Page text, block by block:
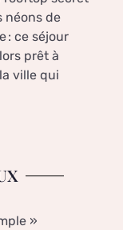
néons de
: ce séjour
prêt à
ville qui
»